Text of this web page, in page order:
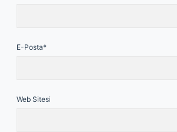
E-Posta*
Web Sitesi